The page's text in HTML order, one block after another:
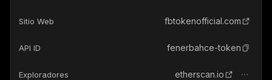
Sitio Web fbtokenofficial.com
API ID fenerbahce-token
Exploradores etherscan.io